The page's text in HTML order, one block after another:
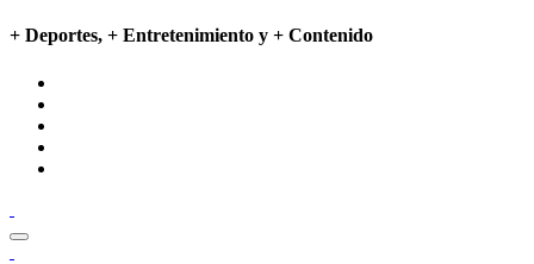
+ Deportes, + Entretenimiento y + Contenido